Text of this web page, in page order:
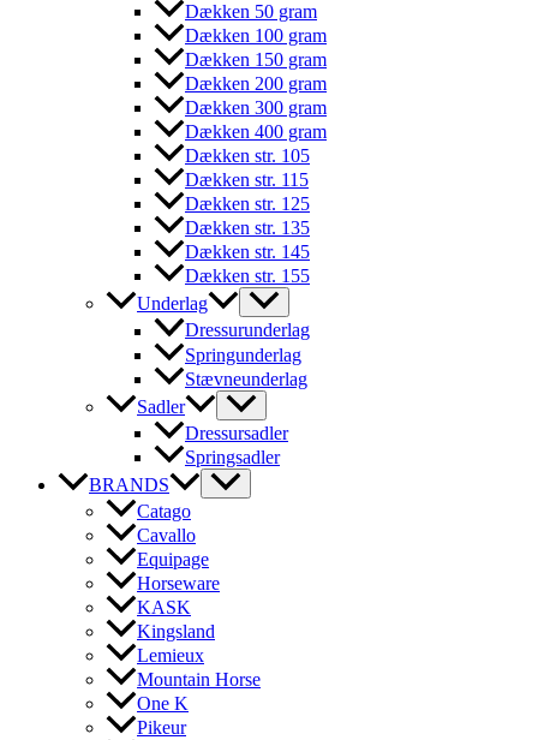
Dækken 50 gram
Dækken 100 gram
Dækken 150 gram
Dækken 200 gram
Dækken 300 gram
Dækken 400 gram
Dækken str. 105
Dækken str. 115
Dækken str. 125
Dækken str. 135
Dækken str. 145
Dækken str. 155
Underlag
Dressurunderlag
Springunderlag
Stævneunderlag
Sadler
Dressursadler
Springsadler
BRANDS
Catago
Cavallo
Equipage
Horseware
KASK
Kingsland
Lemieux
Mountain Horse
One K
Pikeur